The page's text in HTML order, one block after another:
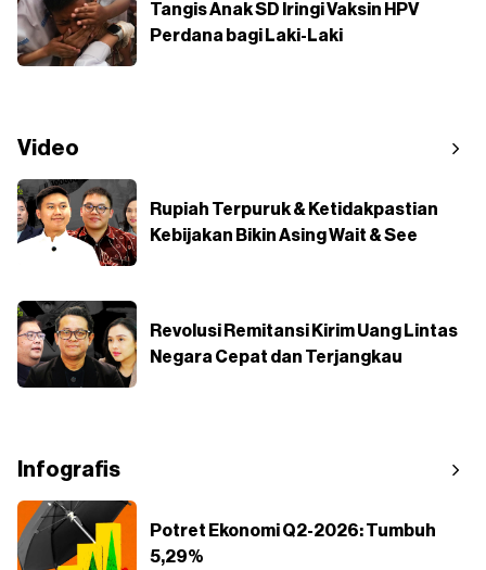
Tangis Anak SD Iringi Vaksin HPV
Perdana bagi Laki-Laki
Video
Rupiah Terpuruk & Ketidakpastian
Kebijakan Bikin Asing Wait & See
Revolusi Remitansi Kirim Uang Lintas
Negara Cepat dan Terjangkau
Infografis
Potret Ekonomi Q2-2026: Tumbuh
5,29%